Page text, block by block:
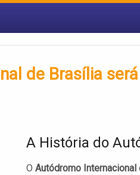
de Brasília
A História do
O Autódromo Internacional